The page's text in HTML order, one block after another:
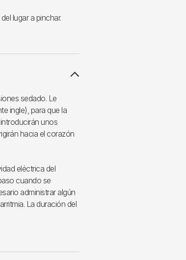
lugar a pinchar.
sedado. Le
ingle), para que la
unos
hacia el corazón
eléctrica del
cuando se
administrar algún
La duración del